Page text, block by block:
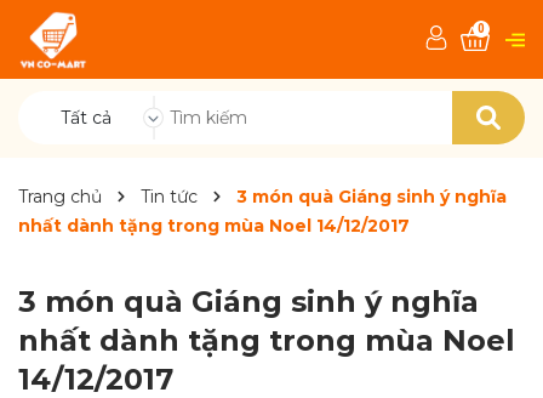
Tất cả
0
Trang chủ Tin tức
3 món quà Giáng sinh ý nghĩa
nhất dành tặng trong mùa Noel 14/12/2017
3 món quà Giáng sinh ý nghĩa
nhất dành tặng trong mùa Noel
14/12/2017